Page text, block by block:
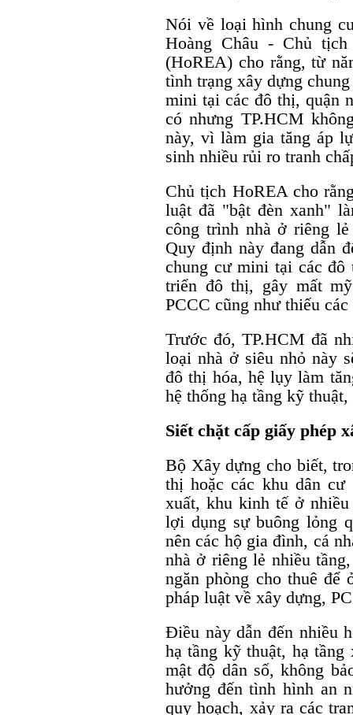
Nói về loại hình chung
Hoàng Châu - Chủ
(HoREA) cho rằng, từ
tình trạng xây dựng
mini tại các đô thị, quận
có nhưng TP.HCM
này, vì làm gia tăng áp
sinh nhiều rủi ro tranh
Chủ tịch HoREA cho
luật đã "bật đèn xanh"
công trình nhà ở riêng
Quy định này đang dẫn
chung cư mini tại các
triển đô thị, gây mất
PCCC cũng như thiếu
Trước đó, TP.HCM đã
loại nhà ở siêu nhỏ này
đô thị hóa, hệ lụy làm
hệ thống hạ tầng kỹ
Siết chặt cấp giấy phép
Bộ Xây dựng cho biết,
thị hoặc các khu dân cư
xuất, khu kinh tế ở
lợi dụng sự buông lỏng
nên các hộ gia đình, cá
nhà ở riêng lẻ nhiều
ngăn phòng cho thuê để
pháp luật về xây dựng,
Điều này dẫn đến nhiều
hạ tầng kỹ thuật, hạ
mật độ dân số, không
hưởng đến tình hình an
quy hoạch, xảy ra các